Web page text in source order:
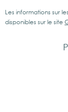
Les informations sur
disponibles sur le site